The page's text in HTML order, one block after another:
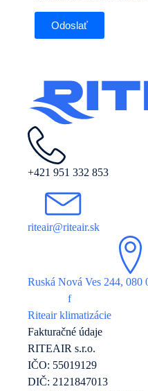
Odoslať
+421 951 332 853
riteair@riteair.sk
Ruská Nová Ves 244, 080
f
Riteair klimatizácie
Fakturačné údaje
RITEAIR s.r.o.
IČO: 55019129
DIČ: 2121847013